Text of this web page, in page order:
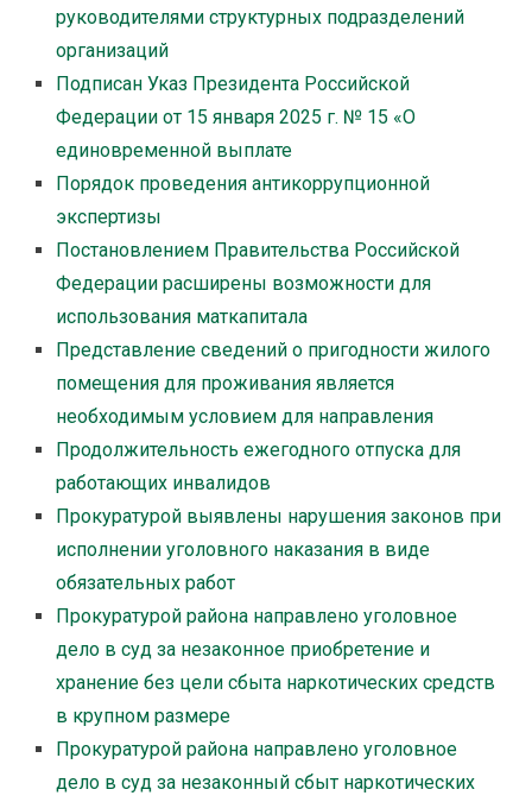
руководителями структурных подразделений
организаций
Подписан Указ Президента Российской
Федерации от 15 января 2025 г. № 15 «О
единовременной выплате
Порядок проведения антикоррупционной
экспертизы
Постановлением Правительства Российской
Федерации расширены возможности для
использования маткапитала
Представление сведений о пригодности жилого
помещения для проживания является
необходимым условием для направления
Продолжительность ежегодного отпуска для
работающих инвалидов
Прокуратурой выявлены нарушения законов при
исполнении уголовного наказания в виде
обязательных работ
Прокуратурой района направлено уголовное
дело в суд за незаконное приобретение и
хранение без цели сбыта наркотических средств
в крупном размере
Прокуратурой района направлено уголовное
дело в суд за незаконный сбыт наркотических